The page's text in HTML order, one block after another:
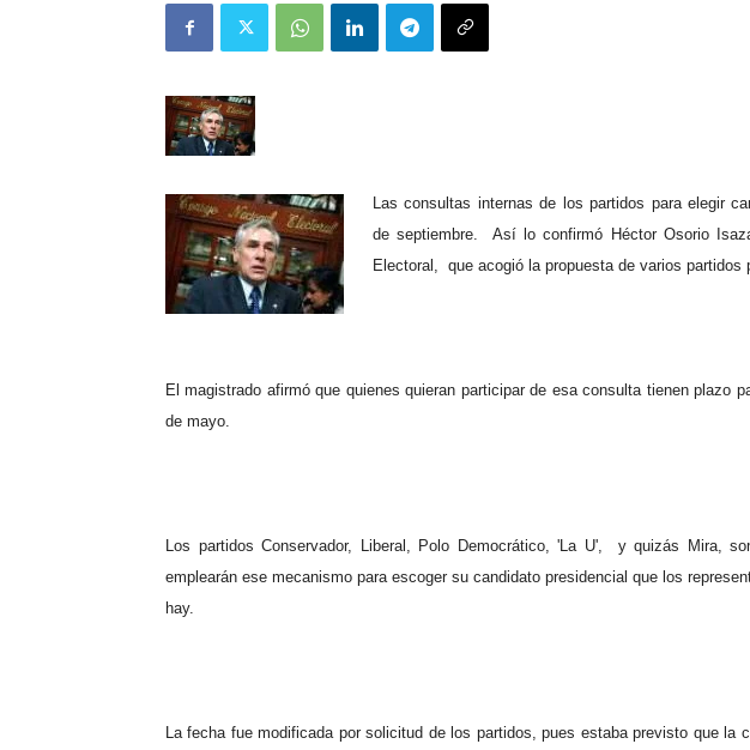
Las consultas internas de los partidos para elegir
de septiembre.
Así lo confirmó Héctor Osorio
Electoral, que acogió la propuesta de varios partidos
El magistrado afirmó que quienes quieran participar de esa consulta tienen plazo
de mayo.
Los partidos Conservador, Liberal, Polo Democrático, 'La U',
y quizás Mira,
emplearán ese mecanismo para escoger su candidato presidencial que los
hay.
La fecha fue modificada por solicitud de los partidos, pues estaba previsto que la